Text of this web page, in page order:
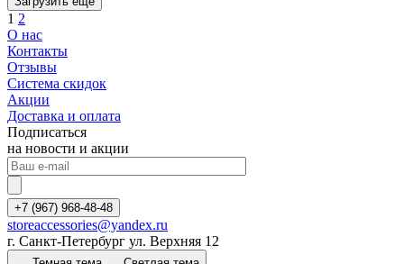
1 2
О нас
Контакты
Отзывы
Система скидок
Акции
Доставка и оплата
Подписаться
на новости и акции
+7 (967) 968-48-48
storeaccessories@yandex.ru
г. Санкт-Петербург ул. Верхняя 12